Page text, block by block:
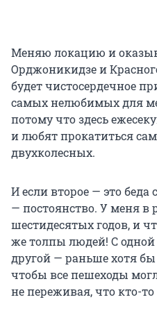
Меняю локацию и
Орджоникидзе и
будет чистосердечное
самых нелюбимых для
потому что здесь
и любят прокатиться
двухколесных.
И если второе — это беда
— постоянство. У меня в
шестидесятых годов, и
же толпы людей! С
другой — раньше хотя
чтобы все пешеходы
не переживая, что кто-